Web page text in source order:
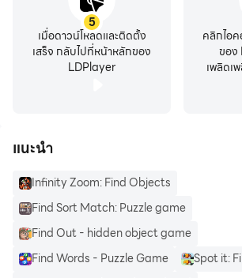
* Quickly identify songs from your Home
Shazam Widget.
* Turn on Auto Shazam to search for
app: Apple Music, Spotify, Youtube
Deezer.
* Automatically add songs you
or Spotify (requires connection with your
* Share songs with friends through
5
เมื่อดาวน์โหลดและติดตั้ง
เสร็จ กลับไปที่หน้าหลักของ
LDPlayer
คลิกไอ
ของ
เพลิดเ
แนะนำ
Infinity Zoom: Find Objects
Find Sort Match: Puzzle game
Find Out - hidden object game
Find Words - Puzzle Game
Spot it: